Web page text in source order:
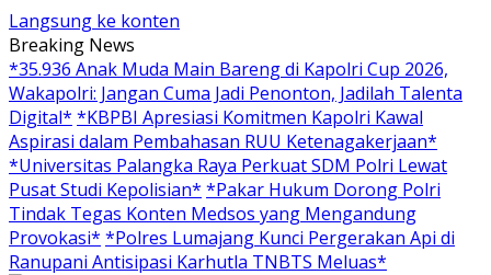
Langsung ke konten
Breaking News
*35.936 Anak Muda Main Bareng di Kapolri Cup 2026,
Wakapolri: Jangan Cuma Jadi Penonton, Jadilah Talenta
Digital* *KBPBI Apresiasi Komitmen Kapolri Kawal
Aspirasi dalam Pembahasan RUU Ketenagakerjaan*
*Universitas Palangka Raya Perkuat SDM Polri Lewat
Pusat Studi Kepolisian* *Pakar Hukum Dorong Polri
Tindak Tegas Konten Medsos yang Mengandung
Provokasi* *Polres Lumajang Kunci Pergerakan Api di
Ranupani Antisipasi Karhutla TNBTS Meluas*